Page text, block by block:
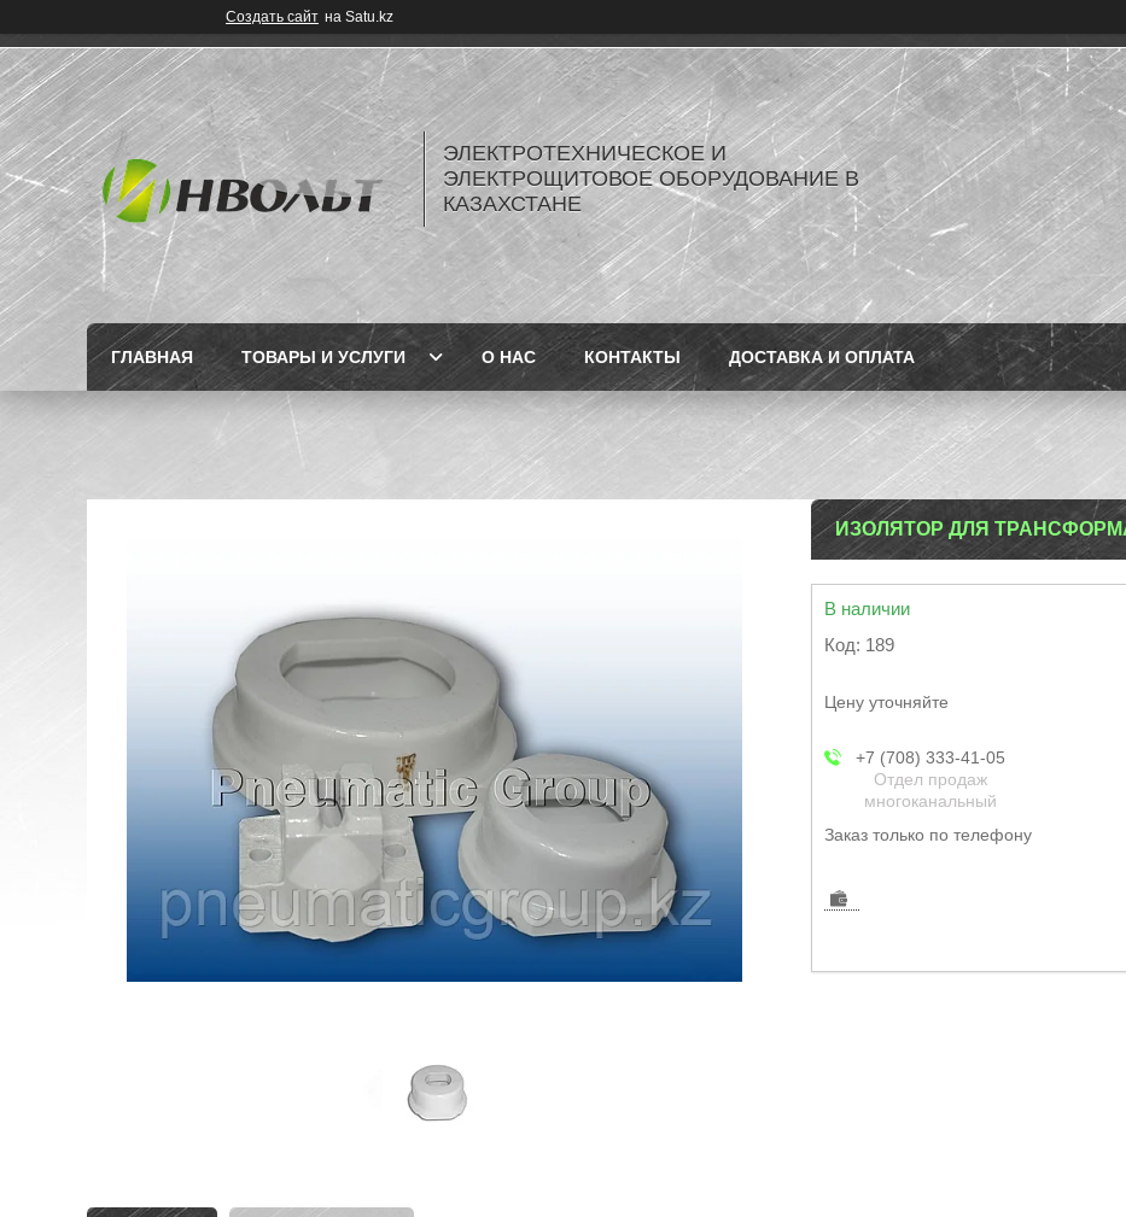
Создать сайт на Satu.kz
ЭЛЕКТРОТЕХНИЧЕСКОЕ И
ЭЛЕКТРОЩИТОВОЕ ОБОРУДОВАНИЕ В
КАЗАХСТАНЕ
ГЛАВНАЯ ТОВАРЫ И УСЛУГИ О НАС КОНТАКТЫ ДОСТАВКА И ОПЛАТА
ИЗОЛЯТОР ДЛЯ
В наличии
Код: 189
Цену уточняйте
+7 (708) 333-41-05
Отдел продаж
многоканальный
Заказ только по телефону